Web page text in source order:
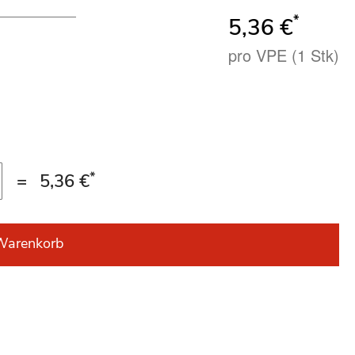
5,36 €*
pro VPE (1 Stk)
= 5,36 €*